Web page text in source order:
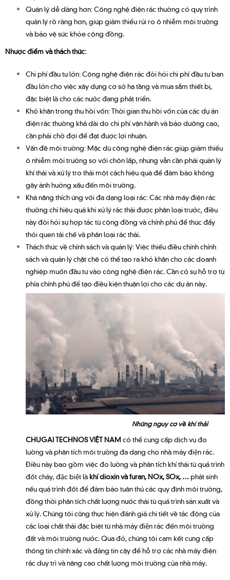
Quản lý dễ dàng hơn: Công nghệ điện rác thường có quy trình
quản lý rõ ràng hơn, giúp giảm thiểu rủi ro ô nhiễm môi trường
và bảo vệ sức khỏe cộng đồng.
Nhược điểm và thách thức:
Chi phí đầu tư lớn: Công nghệ điện rác đòi hỏi chi phí đầu tư ban
đầu lớn cho việc xây dựng cơ sở hạ tầng và mua sắm thiết bị,
đặc biệt là cho các nước đang phát triển.
Khó khăn trong thu hồi vốn: Thời gian thu hồi vốn của các dự án
điện rác thường khá dài do chi phí vận hành và bảo dưỡng cao,
cần phải chờ đợi để đạt được lợi nhuận.
Vấn đề môi trường: Mặc dù công nghệ điện rác giúp giảm thiểu
ô nhiễm môi trường so với chôn lấp, nhưng vẫn cần phải quản lý
khí thải và xử lý tro thải một cách hiệu quả để đảm bảo không
gây ảnh hưởng xấu đến môi trường.
Khả năng thích ứng với đa dạng loại rác: Các nhà máy điện rác
thường chỉ hiệu quả khi xử lý rác thải được phân loại trước, điều
này đòi hỏi sự hợp tác từ cộng đồng và chính phủ để thúc đẩy
thói quen tái chế và phân loại rác thải.
Thách thức về chính sách và quản lý: Việc thiếu điều chỉnh chính
sách và quản lý chặt chẽ có thể tạo ra khó khăn cho các doanh
nghiệp muốn đầu tư vào công nghệ điện rác. Cần có sự hỗ trợ từ
phía chính phủ để tạo điều kiện thuận lợi cho các dự án này.
Những nguy cơ về khí thải
CHUGAI TECHNOS VIỆT NAM có thể cung cấp dịch vụ đo
lường và phân tích môi trường đa dạng cho nhà máy điện rác.
Điều này bao gồm việc đo lường và phân tích khí thải từ quá trình
đốt cháy, đặc biệt là khí dioxin và furan, NOx, SOx, … phát sinh
nếu quá trình đốt để đảm bảo tuân thủ các quy định môi trường,
đồng thời phân tích chất lượng nước thải từ quá trình sản xuất và
xử lý. Chúng tôi cũng thực hiện đánh giá chi tiết về tác động của
các loại chất thải đặc biệt từ nhà máy điện rác đến môi trường
đất và môi trường nước. Qua đó, chúng tôi cam kết cung cấp
thông tin chính xác và đáng tin cậy để hỗ trợ các nhà máy điện
rác duy trì và nâng cao chất lượng môi trường của nhà máy.